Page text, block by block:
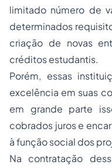
limitado número de
determinados
criação de novas
créditos estudantis.
Porém, essas
excelência em suas
em grande parte
cobrados juros e
à função social dos
Na contratação